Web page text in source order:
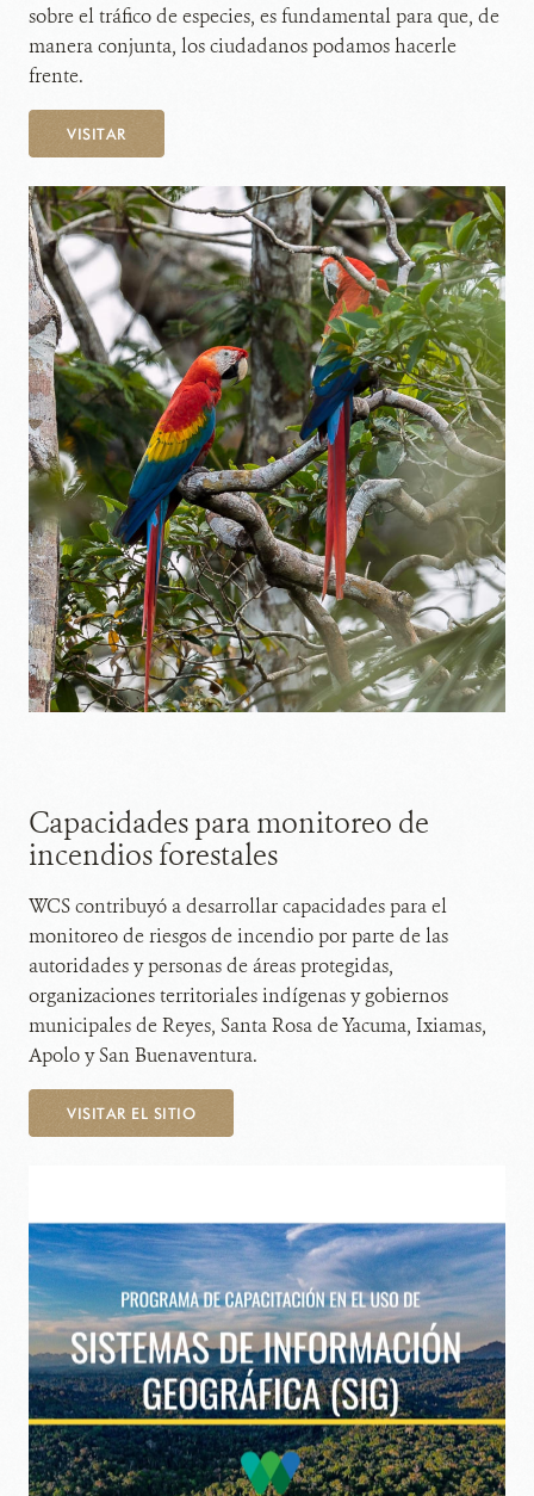
sobre el tráfico de especies, es fundamental para que, de
manera conjunta, los ciudadanos podamos hacerle
frente.
VISITAR
Capacidades para monitoreo de
incendios forestales
WCS contribuyó a desarrollar capacidades para el
monitoreo de riesgos de incendio por parte de las
autoridades y personas de áreas protegidas,
organizaciones territoriales indígenas y gobiernos
municipales de Reyes, Santa Rosa de Yacuma, Ixiamas,
Apolo y San Buenaventura.
VISITAR EL SITIO